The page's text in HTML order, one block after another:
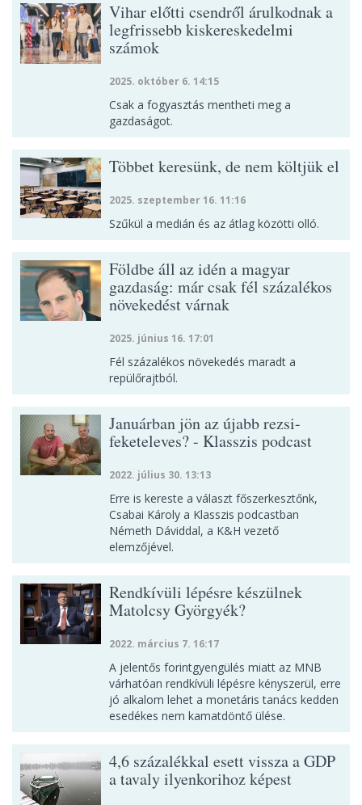
Vihar előtti csendről árulkodnak a
legfrissebb kiskereskedelmi
számok
2025. október 6. 14:15
Csak a fogyasztás mentheti meg a
gazdaságot.
Többet keresünk, de nem költjük el
2025. szeptember 16. 11:16
Szűkül a medián és az átlag közötti olló.
Földbe áll az idén a magyar
gazdaság: már csak fél százalékos
növekedést várnak
2025. június 16. 17:01
Fél százalékos növekedés maradt a
repülőrajtból.
Januárban jön az újabb rezsi-
feketeleves? - Klasszis podcast
2022. július 30. 13:13
Erre is kereste a választ főszerkesztőnk,
Csabai Károly a Klasszis podcastban
Németh Dáviddal, a K&H vezető
elemzőjével.
Rendkívüli lépésre készülnek
Matolcsy Györgyék?
2022. március 7. 16:17
A jelentős forintgyengülés miatt az MNB
várhatóan rendkívüli lépésre kényszerül, erre
jó alkalom lehet a monetáris tanács kedden
esedékes nem kamatdöntő ülése.
4,6 százalékkal esett vissza a GDP
a tavaly ilyenkorihoz képest